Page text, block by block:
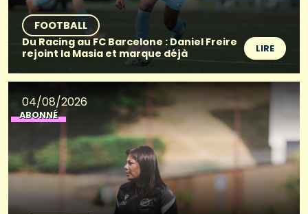
FOOTBALL
Du Racing au FC Barcelone : Daniel Freire
rejoint la Masia et marque déjà
LIRE
04/08/2026
ABONNÉ